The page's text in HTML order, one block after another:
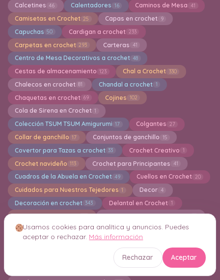
Calcetines 46 Calentadores 16 Caminos de Mesa 41
Camisetas en Crochet 25 Capas en crochet 9
Capuchas 50 Cardigan a crochet 233
Carpetas en crochet 293 Carteras 41
Centro de Mesa Decorativos a crochet 48
Cestas de almacenamiento 123 Chal a Crochet 330
Chalecos en crochet 81 Chandal a crochet 1
Chaquetas en crochet 69 Cojines 102
Cola de Sirena en Crochet 1
Colección TSUM TSUM Amigurumi 17 Colgantes 27
Collar de ganchillo 17 Conjuntos de ganchillo 15
Covertor para Tazas a crochet 33 Crochet Creativo 1
Crochet navideño 113 Crochet para Principantes 41
Cuadros de la Abuela en Crochet 49 Cuellos en Crochet 20
Cuidados para Nuestros Tejedores 1 Decor 4
Decoración en crochet 343 Delantal en Crochet 1
Diademas en crochet 49 Esponjas de baño en Crochet 5
Estolas 3 Estuches en Crochet 32
Faldas largas y cortas a crochet 47 Flores en crochet
Fundas en Crochet 64
Usamos cookies para analítica y anuncios. Puedes
aceptar o rechazar. Más información
Rechazar Aceptar